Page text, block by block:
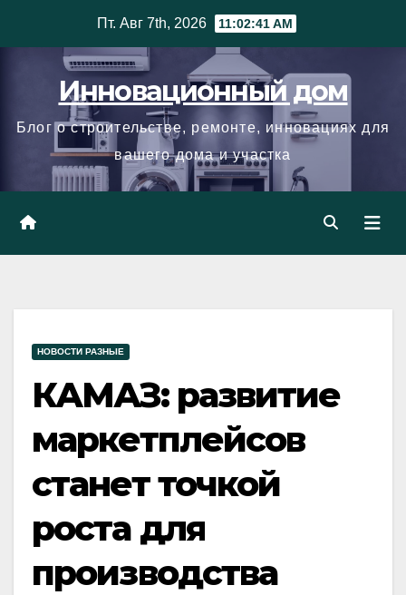
Пт. Авг 7th, 2026 11:02:42 AM
Инновационный дом
Блог о строительстве, ремонте, инновациях для
вашего дома и участка
НОВОСТИ РАЗНЫЕ
КАМАЗ: развитие
маркетплейсов
станет точкой
роста для
производства